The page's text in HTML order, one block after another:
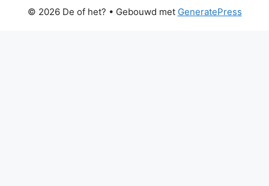
© 2026 De of het? • Gebouwd met GeneratePress